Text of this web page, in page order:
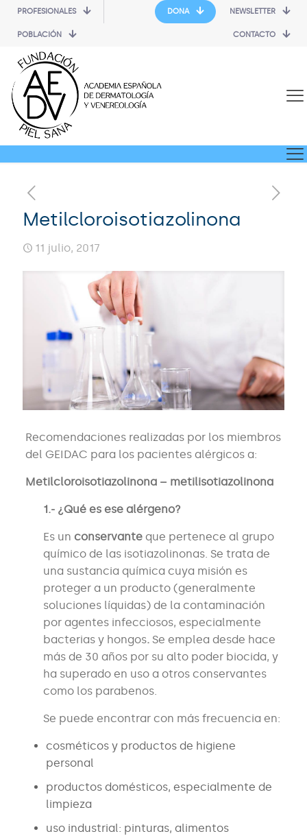
PROFESIONALES
POBLACIÓN
DONA NEWSLETTER
CONTACTO
Metilcloroisotiazolinona
11 julio, 2017
Recomendaciones realizadas por los miembros
del GEIDAC para los pacientes alérgicos a:
Metilcloroisotiazolinona – metilisotiazolinona
1.- ¿Qué es ese alérgeno?
Es unconservanteque pertenece al grupo
químico de las isotiazolinonas. Se trata de
una sustancia química cuya misión es
proteger a un producto (generalmente
soluciones líquidas) de la contaminación
por agentes infecciosos, especialmente
bacterias y hongos.Se emplea desde hace
más de 30 años por su alto poder biocida, y
ha superado en uso a otros conservantes
como los parabenos.
Se puede encontrar con más frecuencia en:
cosméticos y productos de higiene
personal
productos domésticos, especialmente de
limpieza
uso industrial: pinturas, alimentos